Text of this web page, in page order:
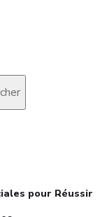
pour Réussir